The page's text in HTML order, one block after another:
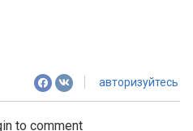
авторизуйтесь
to comment